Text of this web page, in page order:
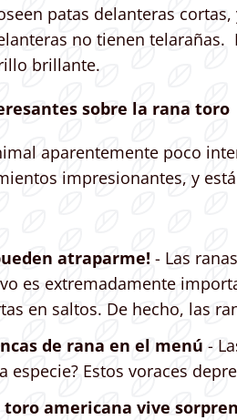
patas delanteras
no tienen
brillante.
sobre la rana toro
aparentemente poco
impresionantes, y
atraparme! - Las
es extremadamente
en saltos. De hecho, las
de rana en el menú -
especie? Estos voraces
toro americana vive